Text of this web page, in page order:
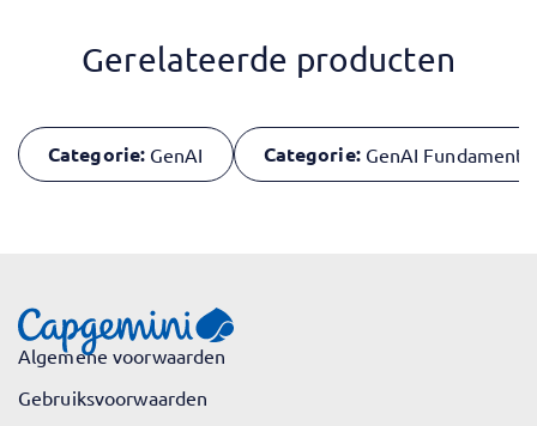
Gerelateerde producten
Categorie: GenAI Categorie: GenAI
Algemene voorwaarden
Gebruiksvoorwaarden